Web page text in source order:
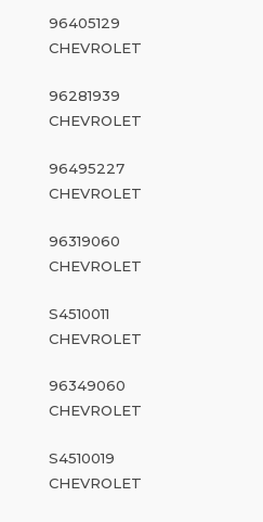
96405129
CHEVROLET
96281939
CHEVROLET
96495227
CHEVROLET
96319060
CHEVROLET
S4510011
CHEVROLET
96349060
CHEVROLET
S4510019
CHEVROLET